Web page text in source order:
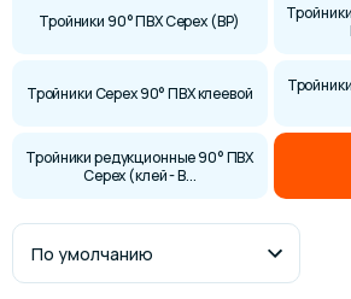
Тройники 90° ПВХ Cepex (ВР)
Тройники Cepex 90° ПВХ клеевой
Тройники редукционные 90° ПВХ
Cepex (клей - В...